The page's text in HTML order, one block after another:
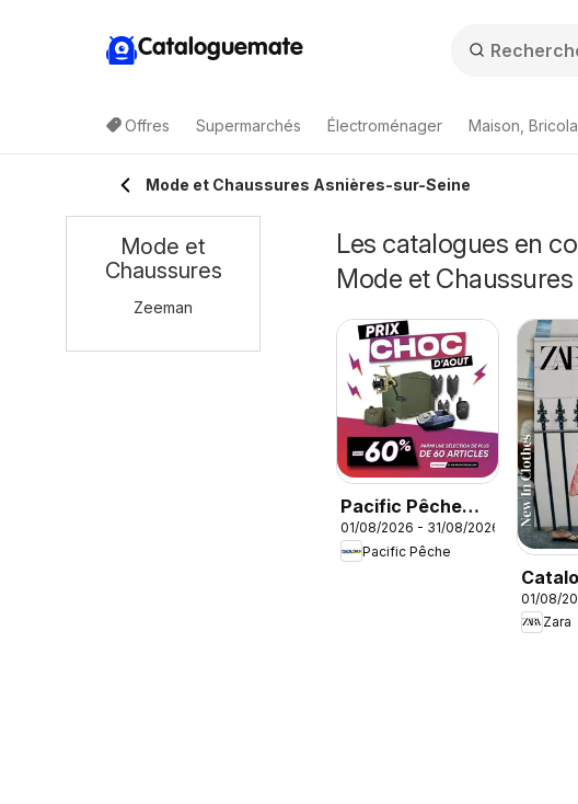
Cataloguemate
Offres Supermarchés Électroménager Maison,
Mode et Chaussures Asnières-sur-Seine
Les catalogues en
Mode et Chaussures
Pacific Pêche
catalogue
01/08/2026 - 31/08/2026
Pacific Pêche
Été
01/08/
Zara
Mode et
Chaussures
Zeeman